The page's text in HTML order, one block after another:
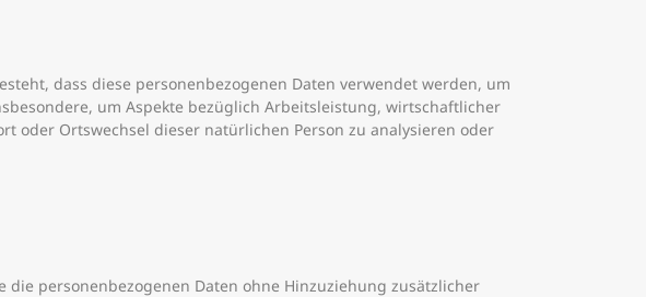
dass diese personenbezogenen Daten verwendet werden, um
um Aspekte bezüglich Arbeitsleistung, wirtschaftlicher
oder Ortswechsel dieser natürlichen Person zu analysieren oder
personenbezogenen Daten ohne Hinzuziehung zusätzlicher